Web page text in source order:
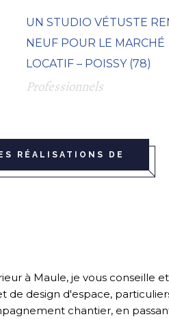
UN STUDIO VÉTUSTE
NEUF POUR LE MARCHÉ
LOCATIF – POISSY (78)
Professionnels
RÉALISATIONS DE
à Maule, je vous conseille
de design d'espace,
chantier, en